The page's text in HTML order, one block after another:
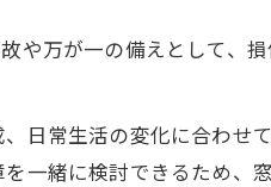
や万が一の備えとして、
日常生活の変化に合わせ
緒に検討できるため、